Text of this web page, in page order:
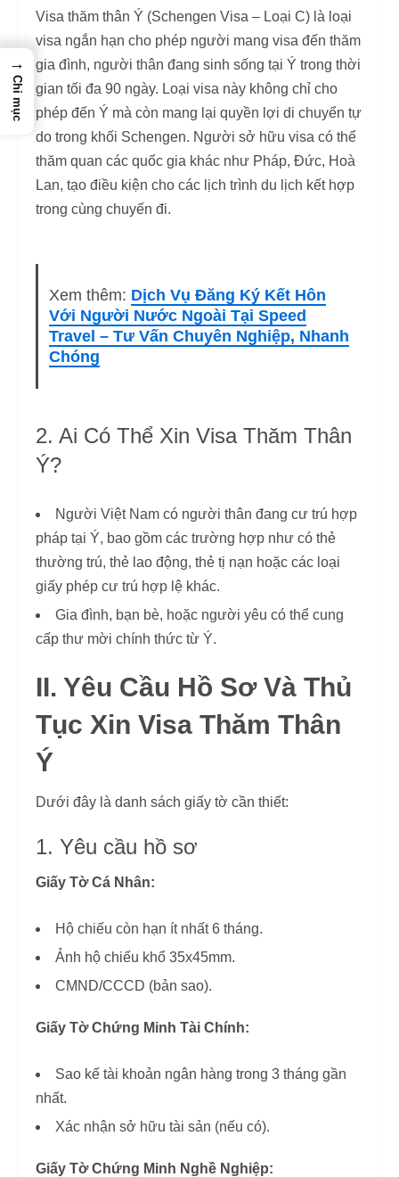
Visa thăm thân Ý (Schengen Visa – Loại C) là loại
visa ngắn hạn cho phép người mang visa đến thăm
gia đình, người thân đang sinh sống tại Ý trong thời
gian tối đa 90 ngày. Loại visa này không chỉ cho
phép đến Ý mà còn mang lại quyền lợi di chuyển tự
do trong khối Schengen. Người sở hữu visa có thể
thăm quan các quốc gia khác như Pháp, Đức, Hoà
Lan, tạo điều kiện cho các lịch trình du lịch kết hợp
trong cùng chuyến đi.
Xem thêm: Dịch Vụ Đăng Ký Kết Hôn
Với Người Nước Ngoài Tại Speed
Travel – Tư Vấn Chuyên Nghiệp, Nhanh
Chóng
2. Ai Có Thể Xin Visa Thăm Thân
Ý?
Người Việt Nam có người thân đang cư trú hợp
pháp tại Ý, bao gồm các trường hợp như có thẻ
thường trú, thẻ lao động, thẻ tị nạn hoặc các loại
giấy phép cư trú hợp lệ khác.
Gia đình, bạn bè, hoặc người yêu có thể cung
cấp thư mời chính thức từ Ý.
II. Yêu Cầu Hồ Sơ Và Thủ
Tục Xin Visa Thăm Thân
Ý
Dưới đây là danh sách giấy tờ cần thiết:
1. Yêu cầu hồ sơ
Giấy Tờ Cá Nhân:
Hộ chiếu còn hạn ít nhất 6 tháng.
Ảnh hộ chiếu khổ 35x45mm.
CMND/CCCD (bản sao).
Giấy Tờ Chứng Minh Tài Chính:
Sao kế tài khoản ngân hàng trong 3 tháng gần
nhất.
Xác nhận sở hữu tài sản (nếu có).
Giấy Tờ Chứng Minh Nghề Nghiệp:
→
Chỉ mục